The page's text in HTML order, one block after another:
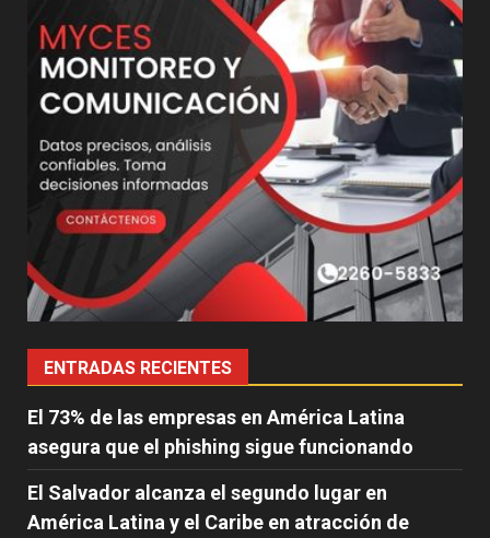
ENTRADAS RECIENTES
El 73% de las empresas en América Latina
asegura que el phishing sigue funcionando
El Salvador alcanza el segundo lugar en
América Latina y el Caribe en atracción de